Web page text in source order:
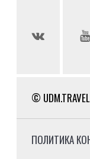
©
ПОЛИТИКА